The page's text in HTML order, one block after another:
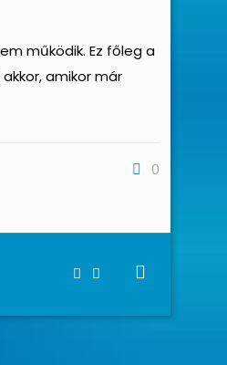
működik. Ez főleg a
amikor már
0